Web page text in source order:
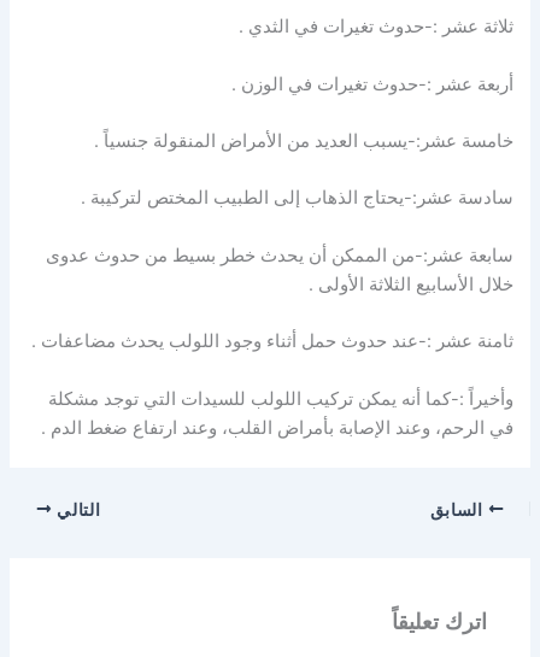
ثلاثة عشر :-حدوث تغيرات في الثدي .
أربعة عشر :-حدوث تغيرات في الوزن .
خامسة عشر:-يسبب العديد من الأمراض المنقولة جنسياً .
سادسة عشر:-يحتاج الذهاب إلى الطبيب المختص لتركيبة .
سابعة عشر:-من الممكن أن يحدث خطر بسيط من حدوث عدوى
خلال الأسابيع الثلاثة الأولى .
ثامنة عشر :-عند حدوث حمل أثناء وجود اللولب يحدث مضاعفات .
وأخيراً :-كما أنه يمكن تركيب اللولب للسيدات التي توجد مشكلة
في الرحم، وعند الإصابة بأمراض القلب، وعند ارتفاع ضغط الدم .
السابق التالي
اترك تعليقاً